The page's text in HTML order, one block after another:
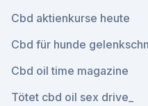
Cbd aktienkurse heute
Cbd für hunde
Cbd oil time magazine
Tötet cbd oil sex drive_